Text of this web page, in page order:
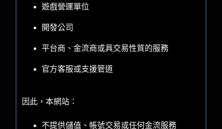
遊戲營運單位
開發公司
平台商、金流商或具交易性質的服務
官方客服或支援管道
因此，本網站：
不提供儲值、帳號交易或任何金流服務